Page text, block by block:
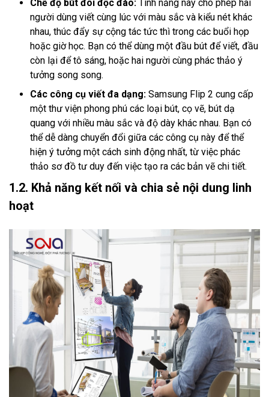
Chế độ bút đôi độc đáo: Tính năng này cho phép hai
người dùng viết cùng lúc với màu sắc và kiểu nét khác
nhau, thúc đẩy sự cộng tác tức thì trong các buổi họp
hoặc giờ học. Bạn có thể dùng một đầu bút để viết, đầu
còn lại để tô sáng, hoặc hai người cùng phác thảo ý
tưởng song song.
Các công cụ viết đa dạng: Samsung Flip 2 cung cấp
một thư viện phong phú các loại bút, cọ vẽ, bút dạ
quang với nhiều màu sắc và độ dày khác nhau. Bạn có
thể dễ dàng chuyển đổi giữa các công cụ này để thể
hiện ý tưởng một cách sinh động nhất, từ việc phác
thảo sơ đồ tư duy đến việc tạo ra các bản vẽ chi tiết.
1.2. Khả năng kết nối và chia sẻ nội dung linh
hoạt